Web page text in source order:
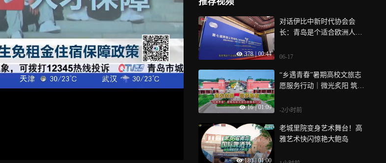
378 00:44
对话伊比中新时代协会会
长：青岛是个适合欧洲人的
06-17
16 | 01:09
“乡遇青春”暑期高校文旅志
愿服务行动｜微光炙阳 筑梦
-2小时前
180 | 01:00
老城里院变身艺术舞台！高
雅艺术快闪惊艳大鲍岛